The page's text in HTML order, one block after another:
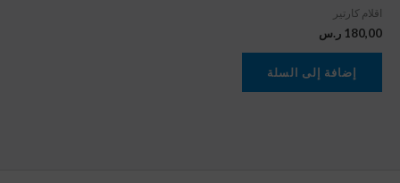
اقلام كارتير
180,00 ر.س
إضافة إلى السلة